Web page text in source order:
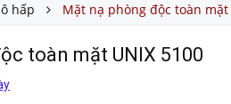
hấp Mặt nạ phòng độc toàn mặt
toàn mặt UNIX 5100